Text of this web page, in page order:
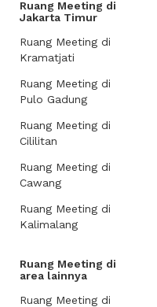
Ruang Meeting di
Jakarta Timur
Ruang Meeting di
Kramatjati
Ruang Meeting di
Pulo Gadung
Ruang Meeting di
Cililitan
Ruang Meeting di
Cawang
Ruang Meeting di
Kalimalang
Ruang Meeting di
area lainnya
Ruang Meeting di